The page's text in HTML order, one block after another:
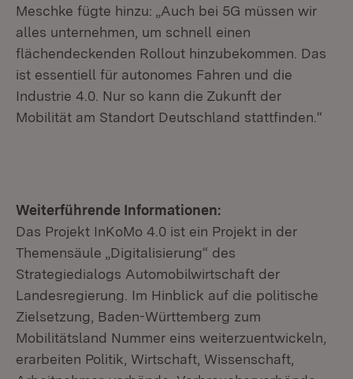
Meschke fügte hinzu: „Auch bei 5G müssen wir
alles unternehmen, um schnell einen
flächendeckenden Rollout hinzubekommen. Das
ist essentiell für autonomes Fahren und die
Industrie 4.0. Nur so kann die Zukunft der
Mobilität am Standort Deutschland stattfinden.“
Weiterführende Informationen:
Das Projekt InKoMo 4.0 ist ein Projekt in der
Themensäule „Digitalisierung“ des
Strategiedialogs Automobilwirtschaft der
Landesregierung. Im Hinblick auf die politische
Zielsetzung, Baden-Württemberg zum
Mobilitätsland Nummer eins weiterzuentwickeln,
erarbeiten Politik, Wirtschaft, Wissenschaft,